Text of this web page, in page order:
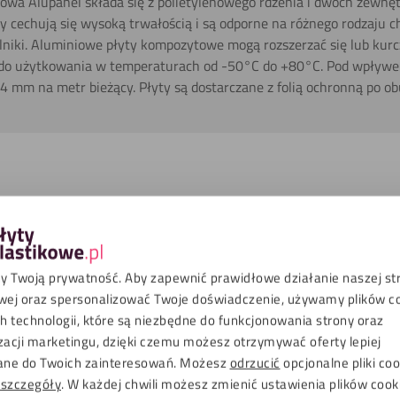
Twoją prywatność. Aby zapewnić prawidłowe działanie naszej
oraz spersonalizować Twoje doświadczenie, używamy plików
technologii, które są niezbędne do funkcjonowania strony oraz
marketingu, dzięki czemu możesz otrzymywać oferty lepiej
do Twoich zainteresowań. Możeszodrzucićopcjonalne pliki
. W każdej chwili możesz zmienić ustawienia plików
cechują się wysoką trwałością i są odporne na różnego rodzaju
Aluminiowe płyty kompozytowe mogą rozszerzać się lub
użytkowania w temperaturach od -50°C do +80°C. Pod
mm na metr bieżący. Płyty są dostarczane z folią ochronną po
Wykończenie szczotkowane
Na dworze, Wewnątrz
Tak